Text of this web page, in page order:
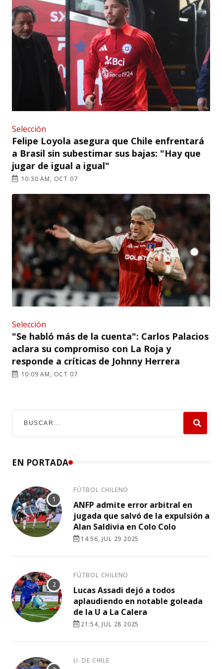
Selección
Felipe Loyola asegura que Chile enfrentará
a Brasil sin subestimar sus bajas: "Hay que
jugar de igual a igual"
10:30 AM, OCT 07
Selección
"Se habló más de la cuenta": Carlos Palacios
aclara su compromiso con La Roja y
responde a críticas de Johnny Herrera
10:09 AM, OCT 07
EN PORTADA
FÚTBOL CHILENO
ANFP admite error arbitral en
jugada que salvó de la expulsión a
Alan Saldivia en Colo Colo
14:56, JUL 29 2025
FÚTBOL CHILENO
Lucas Assadi dejó a todos
aplaudiendo en notable goleada
de la U a La Calera
21:54, JUL 28 2025
U. DE CHILE